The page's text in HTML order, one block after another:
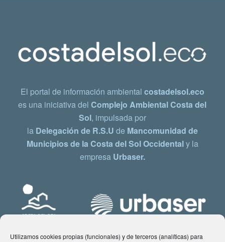
Utilizamos cookies propias (funcionales) y de terceros (analíticas) para
El portal de información ambiental costadelsol.eco
es una iniciativa delComplejo Ambiental Costa del
Sol, impulsada por
la Delegación de R.S.U de Mancomunidad de
Municipios de la Costa del Sol Occidentaly la
empresa Urbaser.